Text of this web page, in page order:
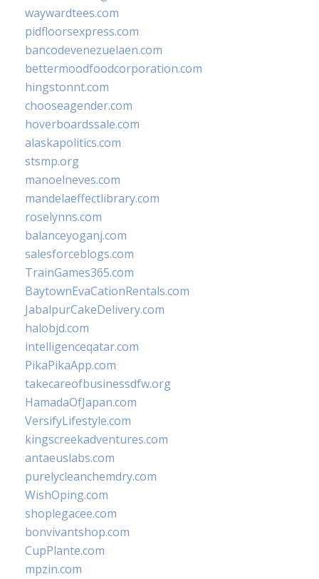
waywardtees.com
pidfloorsexpress.com
bancodevenezuelaen.com
bettermoodfoodcorporation.com
hingstonnt.com
chooseagender.com
hoverboardssale.com
alaskapolitics.com
stsmp.org
manoelneves.com
mandelaeffectlibrary.com
roselynns.com
balanceyoganj.com
salesforceblogs.com
TrainGames365.com
BaytownEvaCationRentals.com
JabalpurCakeDelivery.com
halobjd.com
intelligenceqatar.com
PikaPikaApp.com
takecareofbusinessdfw.org
HamadaOfJapan.com
VersifyLifestyle.com
kingscreekadventures.com
antaeuslabs.com
purelycleanchemdry.com
WishOping.com
shoplegacee.com
bonvivantshop.com
CupPlante.com
mpzin.com